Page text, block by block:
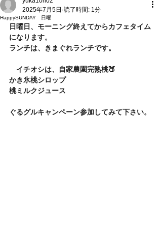
HappySUNDAY 日曜
2025年7月5日 読了時間: 1分
日曜日、モーニング終えてからカフェタイム
になります。
ランチは、きまぐれランチです。
イチオシは、自家農園完熟桃🍑
かき氷桃シロップ
桃ミルクジュース
ぐるグルキャンペーン参加してみて下さい。